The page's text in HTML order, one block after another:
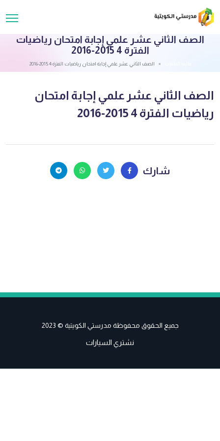
الصف الثاني عشر علمي إجابة امتحان رياضيات
الفترة 4 2015-2016
الصف الثاني عشر علمي إجابة امتحان رياضيات الفترة 4 2015-2016
الصف الثاني عشر علمي إجابة امتحان
رياضيات الفترة 4 2015-2016
شارك
جميع الحقوق محفوظة مدرستي الكويتية © 2023
نشتري السيارات